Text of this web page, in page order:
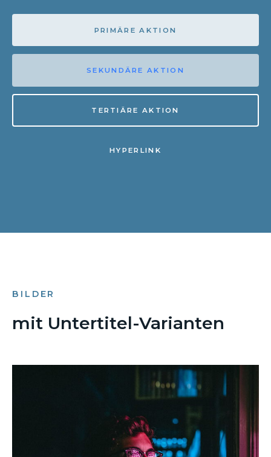
PRIMÄRE AKTION
SEKUNDÄRE AKTION
TERTIÄRE AKTION
HYPERLINK
BILDER
mit Untertitel-Varianten